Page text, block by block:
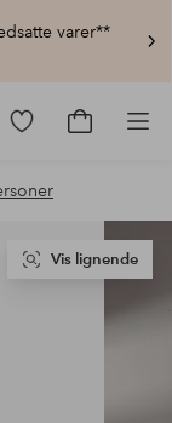
varer**
Gå
produkter
Gå
Vis lignende